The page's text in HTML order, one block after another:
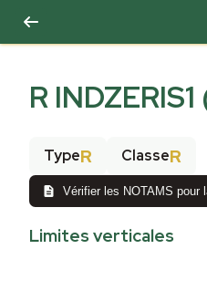
R
TypeR ClasseR
Vérifier les NOTAMS pour
Limites verticales